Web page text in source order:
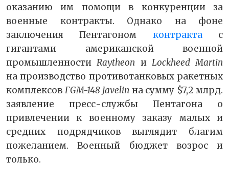
оказанию им помощи в конкуренции за
военные контракты. Однако на фоне
заключения Пентагоном контрактас
гигантами американской военной
промышленностиRaytheon и Lockheed Martin
на производство противотанковых ракетных
комплексов FGM-148 Javelin на сумму $7,2 млрд.
заявление пресс-службы Пентагона о
привлечении к военному заказу малых и
средних подрядчиков выглядит благим
пожеланием. Военный бюджет возрос и
только.